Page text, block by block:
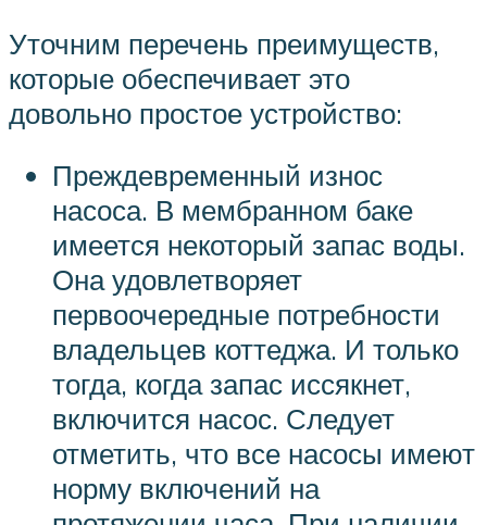
Уточним перечень преимуществ,
которые обеспечивает это
довольно простое устройство:
Преждевременный износ
насоса. В мембранном баке
имеется некоторый запас воды.
Она удовлетворяет
первоочередные потребности
владельцев коттеджа. И только
тогда, когда запас иссякнет,
включится насос. Следует
отметить, что все насосы имеют
норму включений на